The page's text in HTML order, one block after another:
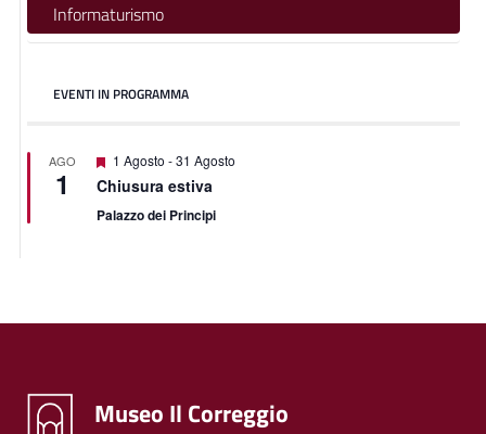
Informaturismo
EVENTI IN PROGRAMMA
AGO
1
Featured
1 Agosto -31 Agosto
Chiusura estiva
Palazzo dei Principi
Museo Il Correggio